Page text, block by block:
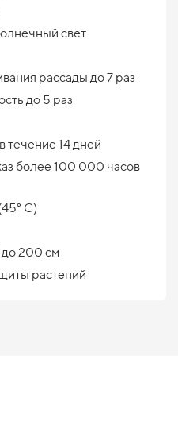
свет
рассады до 7 раз
до 5 раз
течение 14 дней
более 100 000 часов
С)
200 см
растений